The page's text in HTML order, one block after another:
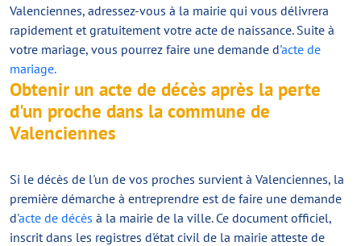
Valenciennes, adressez-vous à la mairie qui vous délivrera
rapidement et gratuitement votre acte de naissance. Suite à
votre mariage, vous pourrez faire une demande d'acte de
mariage.
Obtenir un acte de décès après la perte
d'un proche dans la commune de
Valenciennes
Si le décès de l'un de vos proches survient à Valenciennes, la
première démarche à entreprendre est de faire une demande
d'acte de décès à la mairie de la ville. Ce document officiel,
inscrit dans les registres d'état civil de la mairie atteste de